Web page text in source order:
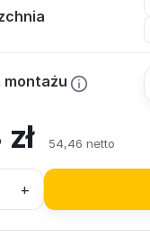
montażu
zł 54,46 netto
+